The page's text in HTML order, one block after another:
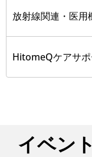
放射線関連・医用
HitomeQケアサポ
イベン